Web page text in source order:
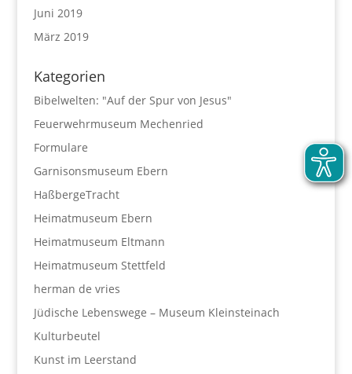
Juni 2019
März 2019
Kategorien
Bibelwelten: "Auf der Spur von Jesus"
Feuerwehrmuseum Mechenried
Formulare
Garnisonsmuseum Ebern
HaßbergeTracht
Heimatmuseum Ebern
Heimatmuseum Eltmann
Heimatmuseum Stettfeld
herman de vries
Jüdische Lebenswege – Museum Kleinsteinach
Kulturbeutel
Kunst im Leerstand